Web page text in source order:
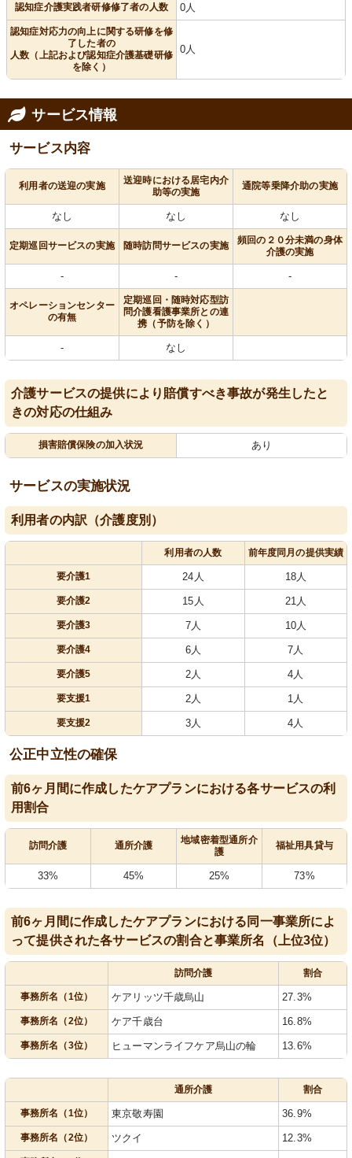
認知症介護実践者研修修了者の人数 0人
認知症対応力の向上に関する研修を修
了した者の
人数（上記および認知症介護基礎研修
を除く）
0人
サービス情報
サービス内容
利用者の送迎の実施
送迎時における居宅内介
助等の実施
通院等乗降介助の実施
なし なし なし
定期巡回サービスの実施 随時訪問サービスの実施
頻回の２０分未満の身体
介護の実施
- - -
オペレーションセンター
の有無
定期巡回・随時対応型訪
問介護看護事業所との連
携（予防を除く）
- なし
介護サービスの提供により賠償すべき事故が発生したと
きの対応の仕組み
損害賠償保険の加入状況 あり
サービスの実施状況
利用者の内訳（介護度別）
利用者の人数 前年度同月の提供実績
要介護1 24人 18人
要介護2 15人 21人
要介護3 7人 10人
要介護4 6人 7人
要介護5 2人 4人
要支援1 2人 1人
要支援2 3人 4人
公正中立性の確保
前6ヶ月間に作成したケアプランにおける各サービスの利
用割合
訪問介護 通所介護
地域密着型通所介
護
福祉用具貸与
33% 45% 25% 73%
前6ヶ月間に作成したケアプランにおける同一事業所によ
って提供された各サービスの割合と事業所名（上位3位）
訪問介護 割合
事務所名（1位） ケアリッツ千歳烏山 27.3%
事務所名（2位） ケア千歳台 16.8%
事務所名（3位） ヒューマンライフケア烏山の輪 13.6%
通所介護 割合
事務所名（1位） 東京敬寿園 36.9%
事務所名（2位） ツクイ 12.3%